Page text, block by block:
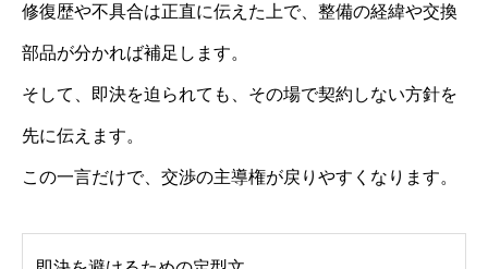
修復歴や不具合は正直に伝えた上で、整備の経緯や交換
部品が分かれば補足します。
そして、即決を迫られても、その場で契約しない方針を
先に伝えます。
この一言だけで、交渉の主導権が戻りやすくなります。